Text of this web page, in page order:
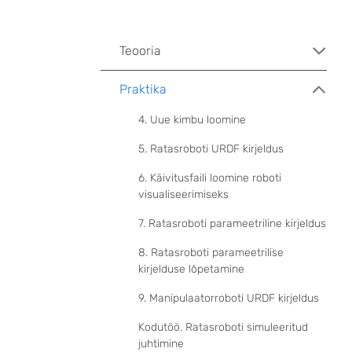
Teooria
Praktika
4. Uue kimbu loomine
5. Ratasroboti URDF kirjeldus
6. Käivitusfaili loomine roboti
visualiseerimiseks
7. Ratasroboti parameetriline kirjeldus
8. Ratasroboti parameetrilise
kirjelduse lõpetamine
9. Manipulaatorroboti URDF kirjeldus
Kodutöö. Ratasroboti simuleeritud
juhtimine